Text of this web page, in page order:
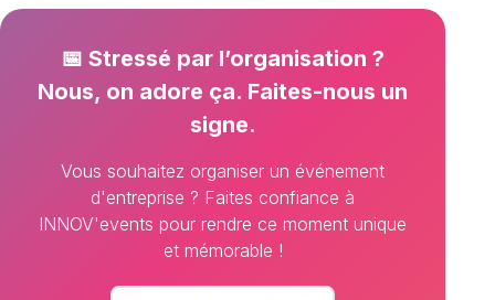
📅 Stressé par l’organisation ?
Nous, on adore ça. Faites-nous un
signe.
Vous souhaitez organiser un événement
d'entreprise ? Faites confiance à
INNOV'events pour rendre ce moment unique
et mémorable !